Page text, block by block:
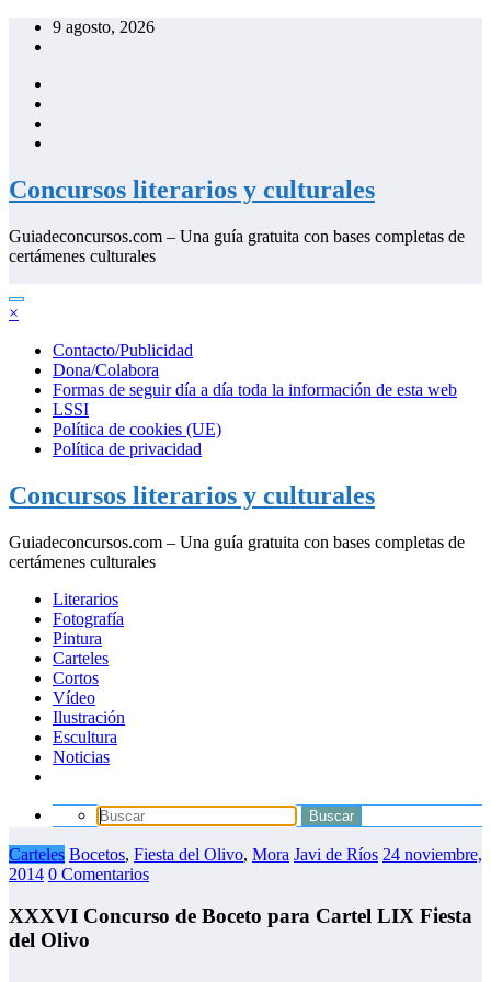
Saltar
9 agosto, 2026
Concursos literarios y culturales
Guiadeconcursos.com – Una guía gratuita con bases completas de
certámenes culturales
×
Contacto/Publicidad
Dona/Colabora
Formas de seguir día a día toda la información de esta web
LSSI
Política de cookies (UE)
Política de privacidad
Concursos literarios y culturales
Guiadeconcursos.com – Una guía gratuita con bases completas de
certámenes culturales
Literarios
Fotografía
Pintura
Carteles
Cortos
Vídeo
Ilustración
Escultura
Noticias
Carteles Bocetos, Fiesta del Olivo, Mora Javi de Ríos 24 noviembre,
2014 0 Comentarios
XXXVI Concurso de Boceto para Cartel LIX Fiesta
del Olivo